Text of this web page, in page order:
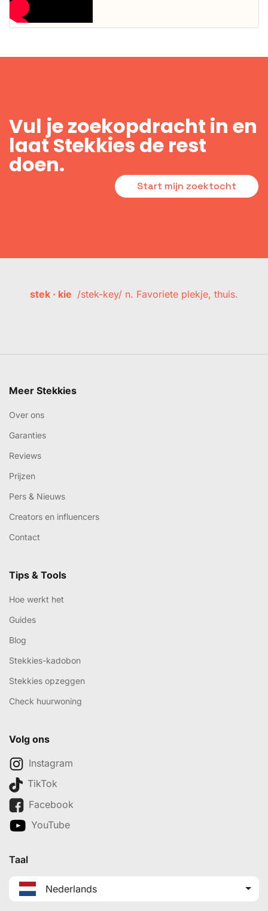
Vul je zoekopdracht in en
laat Stekkies de rest
doen.
Start mijn zoektocht
stek · kie /stek-key/ n. Favoriete plekje, thuis.
Meer Stekkies
Over ons
Garanties
Reviews
Prijzen
Pers & Nieuws
Creators en influencers
Contact
Tips & Tools
Hoe werkt het
Guides
Blog
Stekkies-kadobon
Stekkies opzeggen
Check huurwoning
Volg ons
Instagram
TikTok
Facebook
YouTube
Taal
Nederlands